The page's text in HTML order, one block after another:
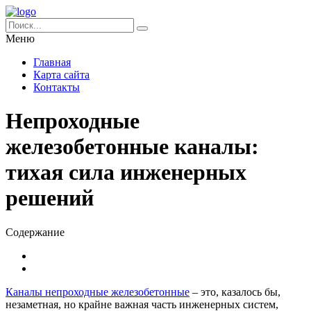
Меню
Главная
Карта сайта
Контакты
Непроходные
железобетонные каналы:
тихая сила инженерных
решений
Содержание
Каналы непроходные железобетонные – это, казалось бы,
незаметная, но крайне важная часть инженерных систем,